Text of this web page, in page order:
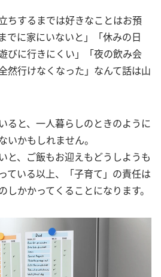
ちするまでは好きなことはお預
でに家にいないと」「休みの日
びに行きにくい」「夜の飲み会
然行けなくなった」なんて話は山
ると、一人暮らしのときのように
いかもしれません。
と、ご飯もお迎えもどうしようも
ている以上、「子育て」の責任は
しかかってくることになります。